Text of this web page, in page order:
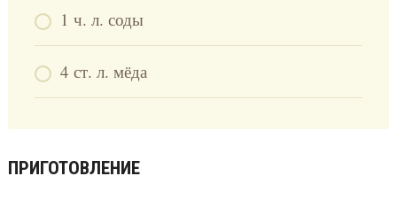
1 ч. л. соды
4 ст. л. мёда
ПРИГОТОВЛЕНИЕ